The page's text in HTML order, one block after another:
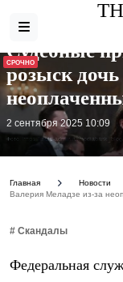
СРОЧНО
Фото: https://multi-admin.ru/
Судебные
розыск
2 сентября 2025 10:09
Главная Новости
Валерия Меладзе из-за
# Скандалы
Федеральная